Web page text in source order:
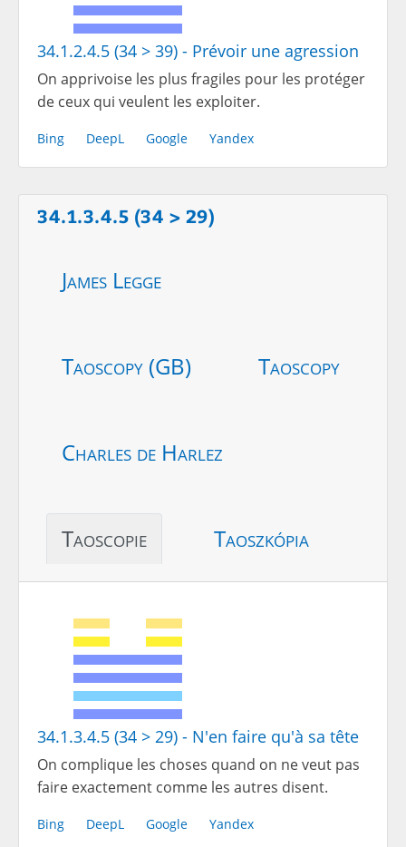
34.1.2.4.5 (34 > 39) - Prévoir une agression
On apprivoise les plus fragiles pour les protéger
de ceux qui veulent les exploiter.
Bing DeepL Google Yandex
34.1.3.4.5 (34 > 29)
James Legge
Taoscopy (GB) Taoscopy
Charles de Harlez
Taoscopie Taoszkópia
34.1.3.4.5 (34 > 29) - N'en faire qu'à sa tête
On complique les choses quand on ne veut pas
faire exactement comme les autres disent.
Bing DeepL Google Yandex